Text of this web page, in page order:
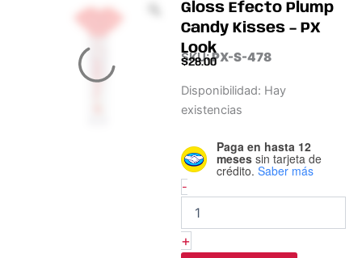
Gloss Efecto Plump
Candy Kisses – PX
Look
SKU:PX-S-478
$28.00
Disponibilidad: Hay
existencias
Paga en hasta 12
meses sin tarjeta de
crédito. Saber más
-
Gloss
Efecto
Kisses
-
Look
cantidad
+